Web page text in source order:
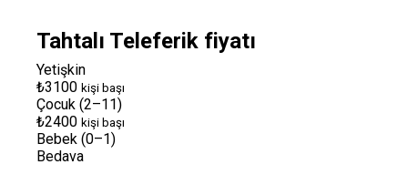
Tahtalı Teleferik fiyatı
Yetişkin
₺3100 kişi başı
Çocuk (2–11)
₺2400 kişi başı
Bebek (0–1)
Bedava